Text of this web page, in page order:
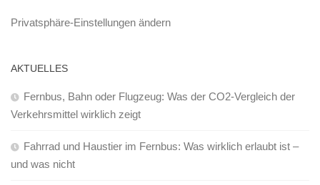
Privatsphäre-Einstellungen ändern
AKTUELLES
Fernbus, Bahn oder Flugzeug: Was der CO2-Vergleich der
Verkehrsmittel wirklich zeigt
Fahrrad und Haustier im Fernbus: Was wirklich erlaubt ist –
und was nicht